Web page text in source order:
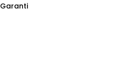
Garanti